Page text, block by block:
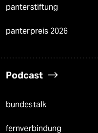
panterstiftung
panterpreis 2026
Podcast
bundestalk
fernverbindung